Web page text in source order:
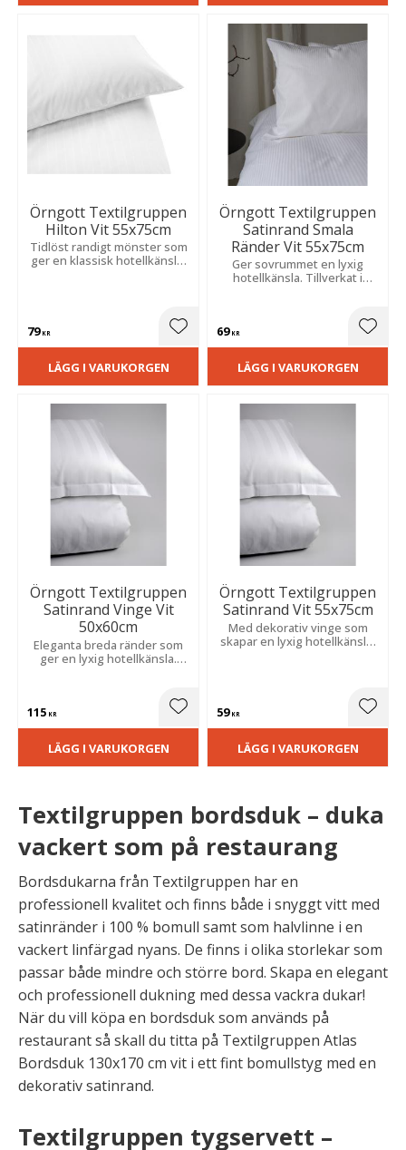
Örngott Textilgruppen
Hilton Vit 55x75cm
Tidlöst randigt mönster som
ger en klassisk hotellkänsla.
79KR Lägg till i favoriter
LÄGG I VARUKORGEN
Örngott Textilgruppen
Satinrand Smala
Ränder Vit 55x75cm
Ger sovrummet en lyxig
hotellkänsla. Tillverkat i
69KR
LÄGG I VARUKORGEN
Örngott Textilgruppen
Satinrand Vinge Vit
50x60cm
Eleganta breda ränder som
ger en lyxig hotellkänsla.
polyesterblandning med 182
115 KR Lägg till i favoriter
LÄGG I VARUKORGEN
Örngott Textilgruppen
Satinrand Vit 55x75cm
Med dekorativ vinge som
skapar en lyxig hotellkänsla.
59KR
LÄGG I VARUKORGEN
Textilgruppen bordsduk – duka
vackert som på restaurang
Bordsdukarna från Textilgruppen har en
professionell kvalitet och finns både i snyggt vitt med
satinränder i 100 % bomull samt som halvlinne i en
vackert linfärgad nyans. De finns i olika storlekar som
passar både mindre och större bord. Skapa en elegant
och professionell dukning med dessa vackra dukar!
När du vill köpa en bordsduk som används på
restaurant så skall du titta på Textilgruppen Atlas
Bordsduk 130x170 cm vit i ett fint bomullstyg med en
dekorativ satinrand.
Textilgruppen tygservett –